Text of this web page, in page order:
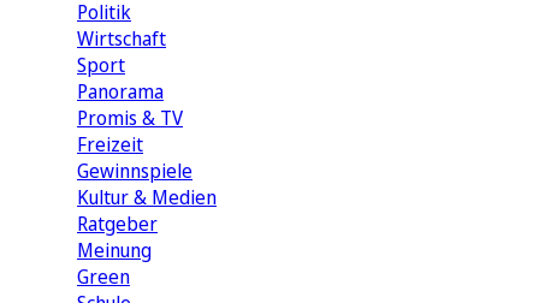
Politik
Wirtschaft
Sport
Panorama
Promis & TV
Freizeit
Gewinnspiele
Kultur & Medien
Ratgeber
Meinung
Green